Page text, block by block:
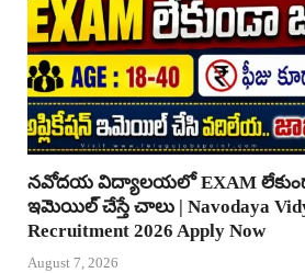
నవోదయ విద్యాలయలో EXAM
ఇమెయిల్ చేస్తే చాలు | Navodaya
Recruitment 2026 Apply Now
August 7, 2026